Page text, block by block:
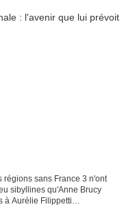
régions sans France 3 n'ont
sibyllines qu'Anne Brucy
à Aurélie Filippetti